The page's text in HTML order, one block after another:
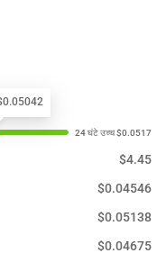
$4.45
$0.04546
$0.05138
$0.04675